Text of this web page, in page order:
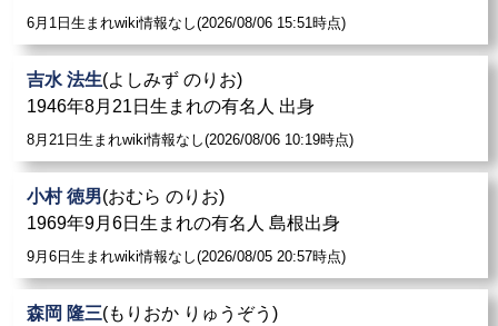
6月1日生まれwiki情報なし(2026/08/06 15:51時点)
吉水 法生(よしみず のりお)
1946年8月21日生まれの有名人 出身
8月21日生まれwiki情報なし(2026/08/06 10:19時点)
小村 徳男(おむら のりお)
1969年9月6日生まれの有名人 島根出身
9月6日生まれwiki情報なし(2026/08/05 20:57時点)
森岡 隆三(もりおか りゅうぞう)